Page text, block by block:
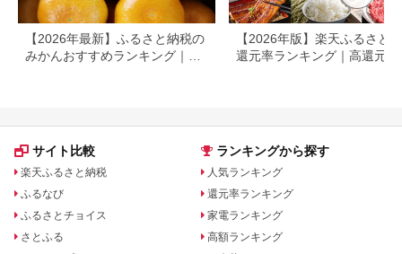
【2026年最新】ふるさと納税の
みかんおすすめランキング｜還
【2026年版】楽天ふるさと
還元率ランキング｜高還元率
サイト比較
楽天ふるさと納税
ふるなび
ふるさとチョイス
さとふる
ランキングから探す
人気ランキング
還元率ランキング
家電ランキング
高額ランキング